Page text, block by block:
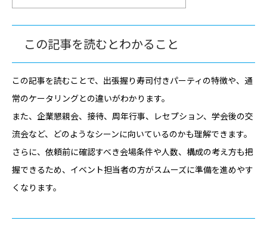
この記事を読むとわかること
この記事を読むことで、出張握り寿司付きパーティの特徴や、通
常のケータリングとの違いがわかります。
また、企業懇親会、接待、周年行事、レセプション、学会後の交
流会など、どのようなシーンに向いているのかも理解できます。
さらに、依頼前に確認すべき会場条件や人数、構成の考え方も把
握できるため、イベント担当者の方がスムーズに準備を進めやす
くなります。